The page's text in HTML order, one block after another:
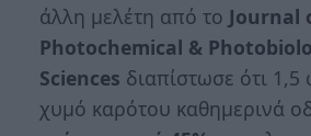
άλλη μελέτη από το Journal
Photochemical &
Sciences διαπίστωσε ότι 1,5
χυμό καρότου καθημερινά